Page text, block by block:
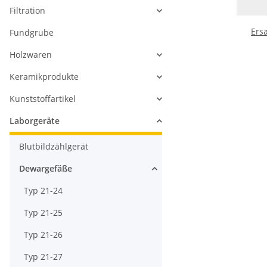
Filtration
Fundgrube
Holzwaren
Keramikprodukte
Kunststoffartikel
Laborgeräte
Blutbildzählgerät
Dewargefäße
Typ 21-24
Typ 21-25
Typ 21-26
Typ 21-27